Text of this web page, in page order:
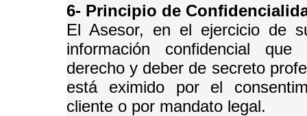
6- Principio de
El Asesor, en el ejercicio de
información confidencial
derecho y deber de secreto
está eximido por el
cliente o por mandato legal.